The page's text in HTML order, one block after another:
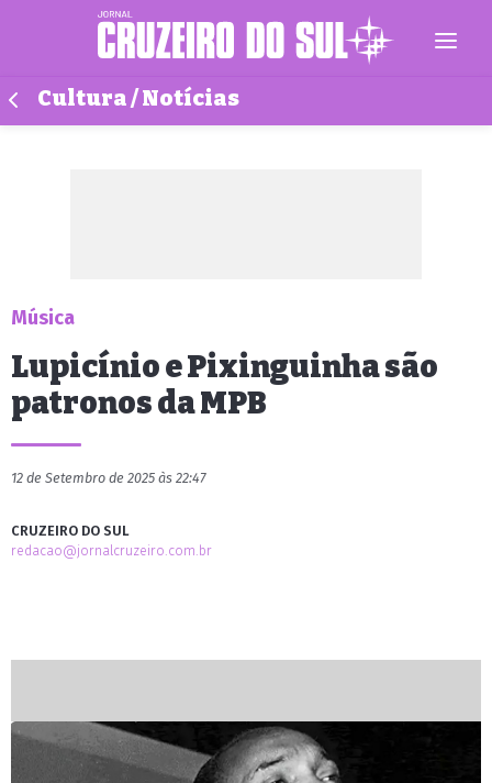
Cultura / Notícias
Música
Lupicínio e Pixinguinha são
patronos da MPB
12 de Setembro de 2025 às 22:47
CRUZEIRO DO SUL
redacao@jornalcruzeiro.com.br